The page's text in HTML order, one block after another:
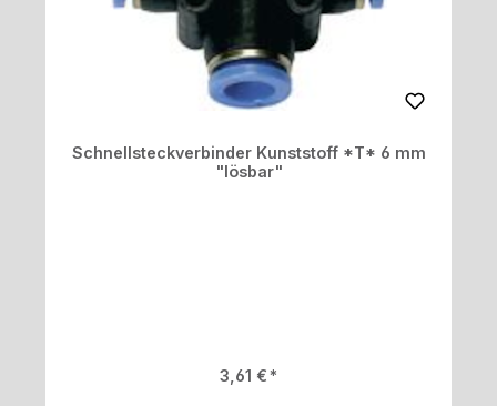
Schnellsteckverbinder Kunststoff *T* 6 mm
"lösbar"
Regulärer Preis:
3,61 €